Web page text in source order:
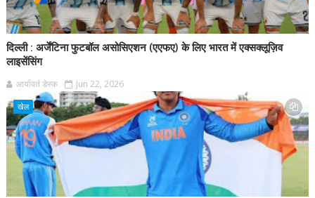
दिल्ली : अर्जेंटिना फुटबॉल असोसिएशन (एएफए) के लिए भारत में एक्सक्लूज़िव
लाइसेंसिंग
आर्यावर्त डेस्क Jun 22, 2026
खेल